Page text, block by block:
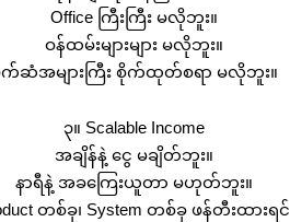
Office ကြီးကြီး မလိုဘူး။
ဝန်ထမ်းများများ မလိုဘူး။
ဆံအများကြီး စိုက်ထုတ်စရာ မလိုဘူး။
၃။ Scalable Income
အချိန်နဲ့ ငွေ မချိတ်ဘူး။
နာရီနဲ့ အခကြေးယူတာ မဟုတ်ဘူး။
တစ်ခု၊ System တစ်ခု ဖန်တီးထားရင်